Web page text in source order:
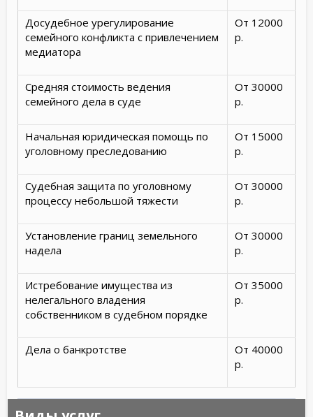
Досудебное урегулирование
семейного конфликта с привлечением
медиатора
От 12000
р.
Средняя стоимость ведения
семейного дела в суде
От 30000
р.
Начальная юридическая помощь по
уголовному преследованию
От 15000
р.
Судебная защита по уголовному
процессу небольшой тяжести
От 30000
р.
Установление границ земельного
надела
От 30000
р.
Истребование имущества из
нелегального владения
собственником в судебном порядке
От 35000
р.
Дела о банкротстве
От 40000
р.